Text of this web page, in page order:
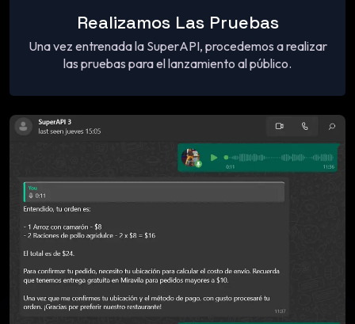
Realizamos Las Pruebas
Una vez entrenada la SuperAPI, procedemos a realizar
las pruebas para el lanzamiento al público.